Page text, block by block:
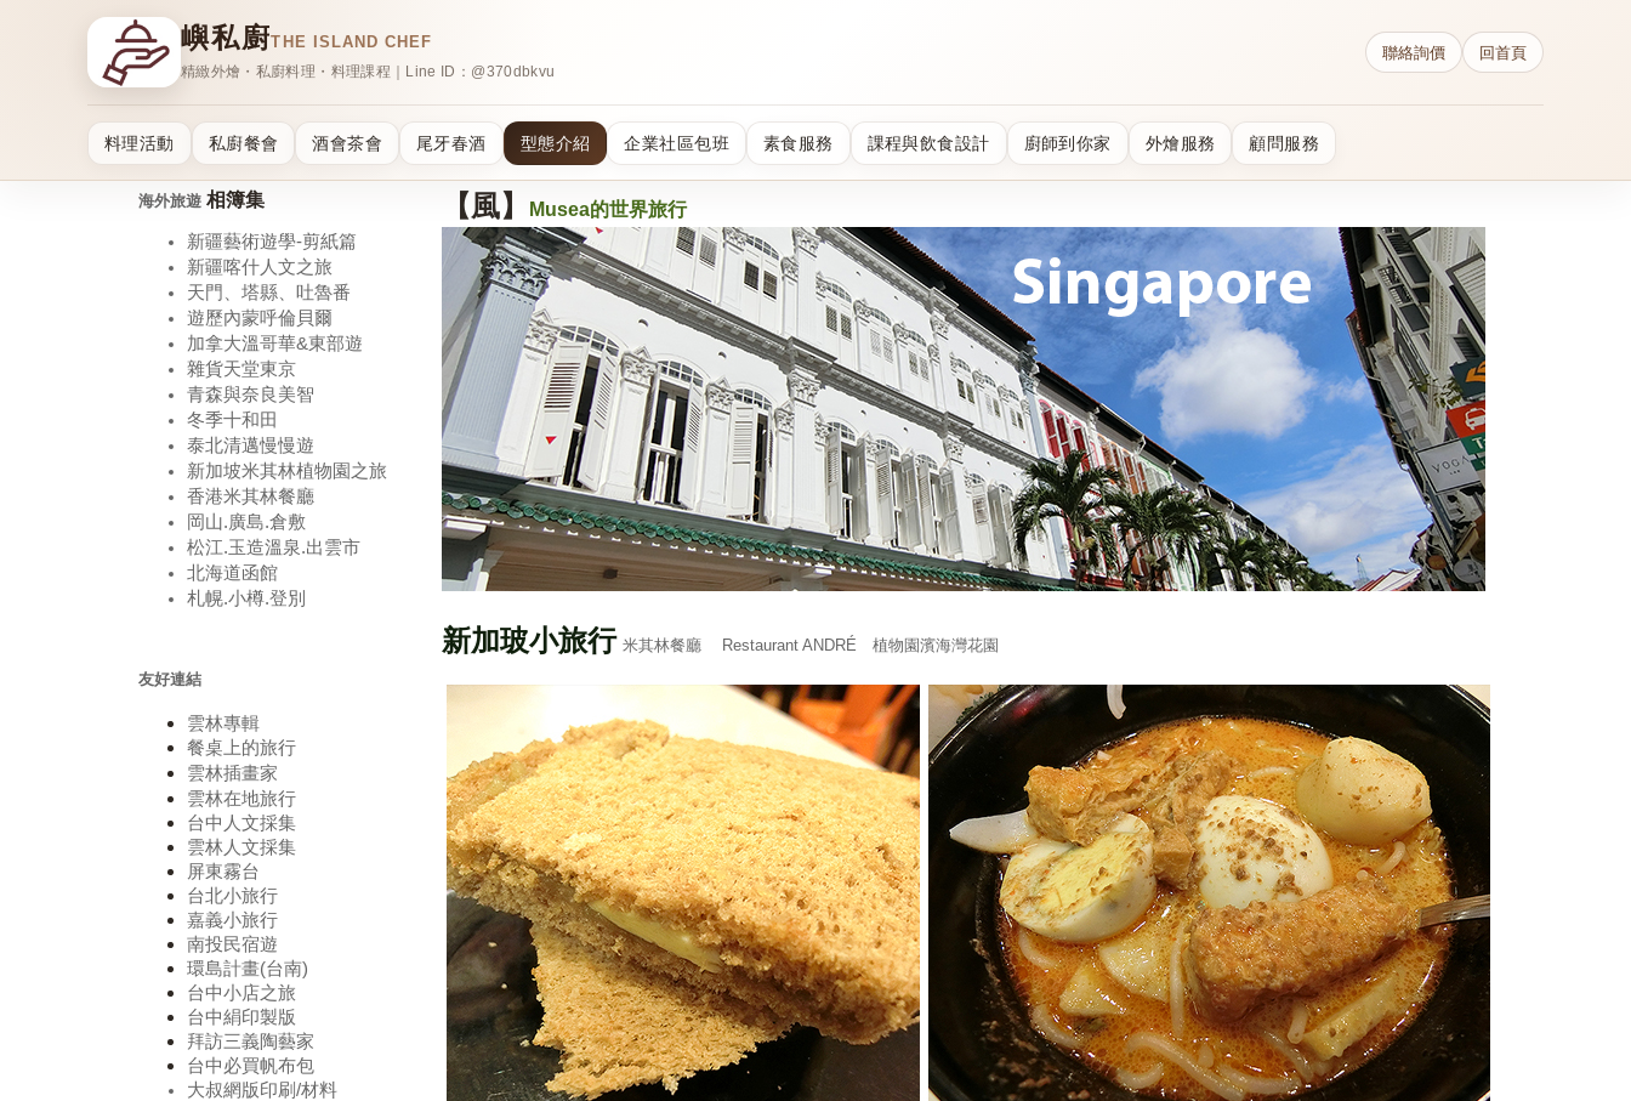
嶼私廚THE ISLAND CHEF
精緻外燴・私廚料理・料理課程｜Line ID：@370dbkvu
聯絡詢價 回首頁
料理活動 私廚餐會 酒會茶會 尾牙春酒 型態介紹 企業社區包班 素食服務 課程與飲食設計 廚師到你家 外燴服務 顧問服務
海外旅遊 相簿集
新疆藝術遊學-剪紙篇
新疆喀什人文之旅
天門、塔縣、吐魯番
遊歷內蒙呼倫貝爾
加拿大溫哥華&東部遊
雜貨天堂東京
青森與奈良美智
冬季十和田
泰北清邁慢慢遊
新加坡米其林植物園之旅
香港米其林餐廳
岡山.廣島.倉敷
松江.玉造溫泉.出雲市
北海道函館
札幌.小樽.登別
友好連結
雲林專輯
餐桌上的旅行
雲林插畫家
雲林在地旅行
台中人文採集
雲林人文採集
屏東霧台
台北小旅行
嘉義小旅行
南投民宿遊
環島計畫(台南)
台中小店之旅
台中絹印製版
拜訪三義陶藝家
台中必買帆布包
大叔網版印刷/材料
【風】 Musea的世界旅行
新加玻小旅行 米其林餐廳 Restaurant ANDRÉ 植物園濱海灣花園